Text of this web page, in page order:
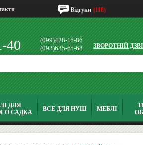
Відгуки (118)
40
(099)428-16-86
(093)635-65-68
ЗВОРОТНІЙ
ДЛЯ
САДКА
ВСЕ ДЛЯ НУШ МЕБЛІ